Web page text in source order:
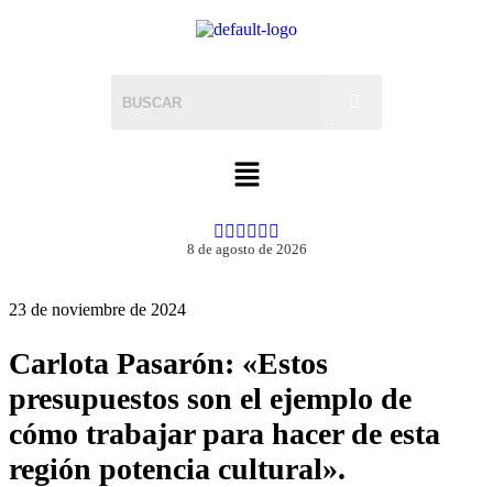
8 de agosto de 2026
23 de noviembre de 2024
Carlota Pasarón: «Estos
presupuestos son el ejemplo de
cómo trabajar para hacer de esta
región potencia cultural».